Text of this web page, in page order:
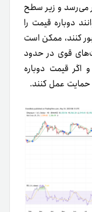
می‌رسد و زیر سطح
دوباره قیمت را
حجم زیاد از ۲۸۰۰ دلار عبور کنند، ممکن است
قوی در حدود
و اگر قیمت دوباره
حمایت عمل کنند.